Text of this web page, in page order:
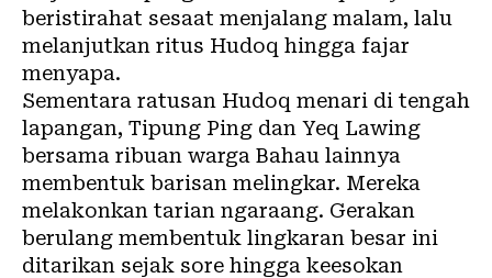
beristirahat sesaat menjalang malam, lalu
melanjutkan ritus Hudoq hingga fajar
menyapa.
Sementara ratusan Hudoq menari di tengah
lapangan, Tipung Ping dan Yeq Lawing
bersama ribuan warga Bahau lainnya
membentuk barisan melingkar. Mereka
melakonkan tarian ngaraang. Gerakan
berulang membentuk lingkaran besar ini
ditarikan sejak sore hingga keesokan